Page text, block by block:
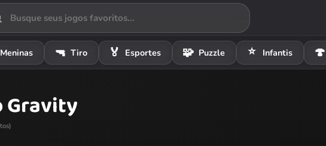
Meninas 🔫 Tiro 🏅 Esportes 🧩 Puzzle ⭐ Infantis 🍄
Gravity